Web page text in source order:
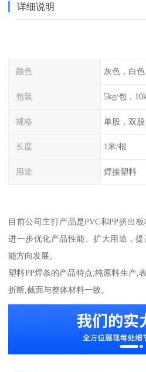
详细说明
颜色 灰色，白
包装 5kg/包，
规格 单股，双
长度 1米/根
用途 焊接塑料
目前公司主打产品是PVC和PP挤出
进一步优化产品性能、扩大用途，
能方向发展。
塑料PP焊条的产品特点;纯原料生产,
折断,截面与整体材料一致。